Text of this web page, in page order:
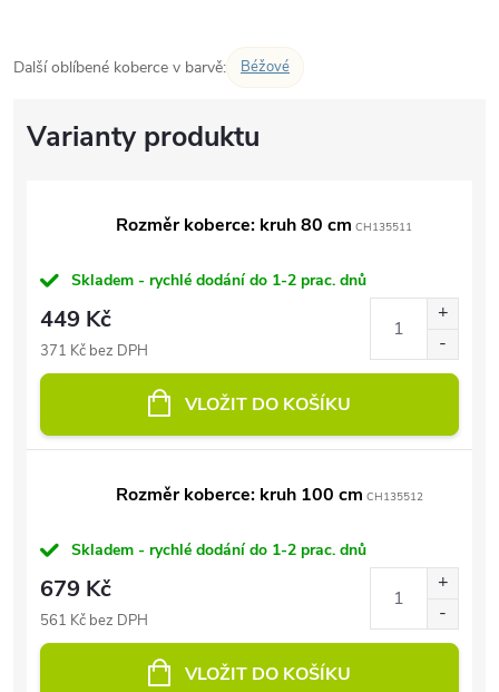
Další oblíbené koberce v barvě: Béžové
Rozměr koberce: kruh 80 cm CH135511
Skladem - rychlé dodání do 1-2 prac. dnů
449 Kč
371 Kč bez DPH
VLOŽIT DO KOŠÍKU
Rozměr koberce: kruh 100 cm CH135512
Skladem - rychlé dodání do 1-2 prac. dnů
679 Kč
561 Kč bez DPH
VLOŽIT DO KOŠÍKU